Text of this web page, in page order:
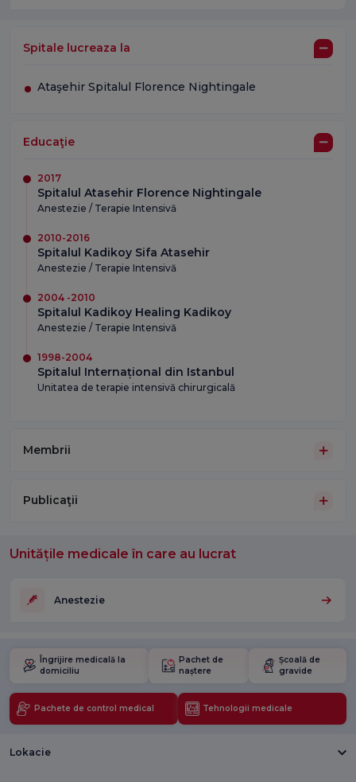
Spitale lucreaza la
Ataşehir Spitalul Florence Nightingale
Educaţie
2017
Spitalul Atasehir Florence Nightingale
Anestezie / Terapie Intensivă
2010-2016
Spitalul Kadikoy Sifa Atasehir
Anestezie / Terapie Intensivă
2004 -2010
Spitalul Kadikoy Healing Kadikoy
Anestezie / Terapie Intensivă
1998-2004
Spitalul Internațional din Istanbul
Unitatea de terapie intensivă chirurgicală
Membrii
Publicaţii
Unitățile medicale în care au lucrat
Anestezie
Îngrijire medicală la
domiciliu
Pachet de
naștere
Școală de
gravide
Pachete de control medical Tehnologii medicale
Lokacie